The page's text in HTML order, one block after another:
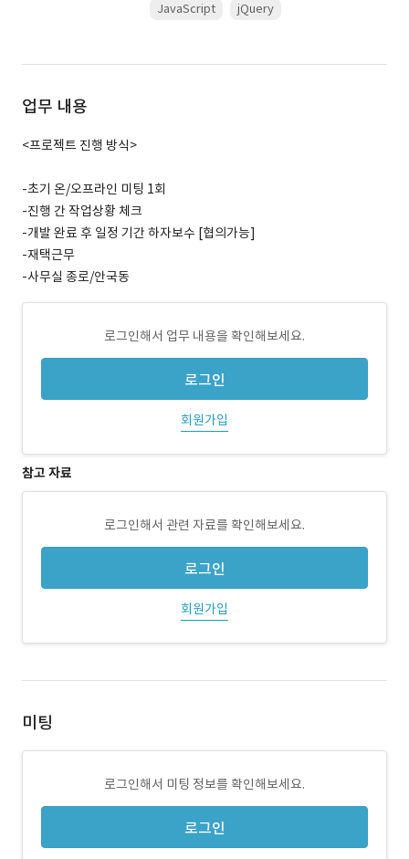
JavaScript
jQuery
업무 내용
<프로젝트 진행 방식>
-초기 온/오프라인 미팅 1회
-진행 간 작업상황 체크
-개발 완료 후 일정 기간 하자보수 [협의가능]
-재택근무
-사무실 종로/안국동
로그인해서 업무 내용을 확인해보세요.
로그인
회원가입
참고 자료
로그인해서 관련 자료를 확인해보세요.
로그인
회원가입
미팅
로그인해서 미팅 정보를 확인해보세요.
로그인